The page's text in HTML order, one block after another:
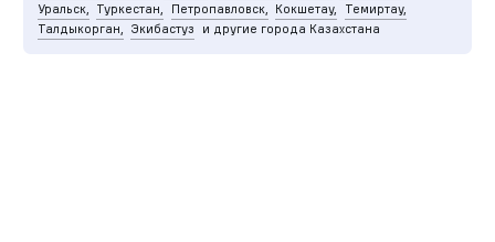
Уральск, Туркестан, Петропавловск, Кокшетау,
Темиртау,
Талдыкорган, Экибастуз и другие города Казахстана